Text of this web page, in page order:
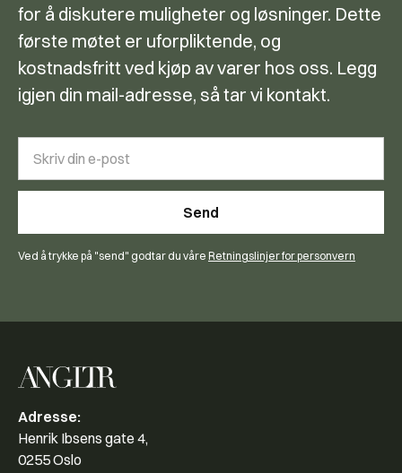
for å diskutere muligheter og løsninger. Dette
første møtet er uforpliktende, og
kostnadsfritt ved kjøp av varer hos oss. Legg
igjen din mail-adresse, så tar vi kontakt.
Ved å trykke på "send" godtar du våre Retningslinjer for personvern
Adresse:
Henrik Ibsens gate 4,
0255 Oslo